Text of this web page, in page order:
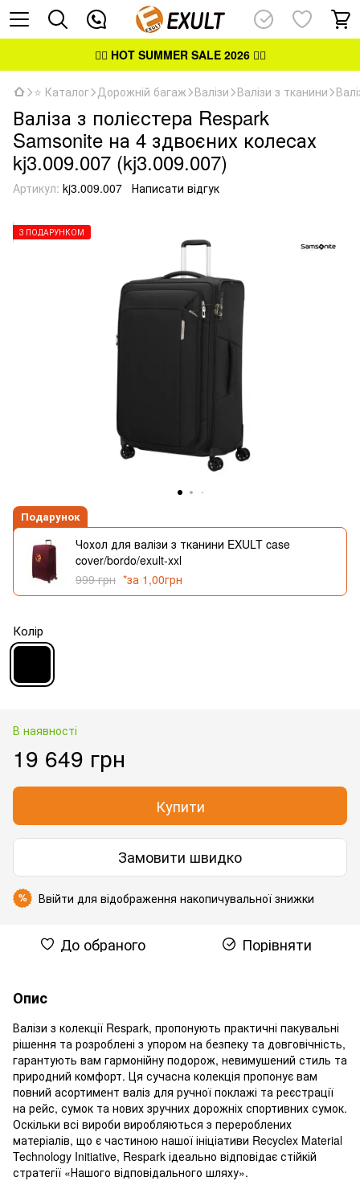
👉🏻 HOT SUMMER SALE 2026👈🏻
⭐ Каталог Дорожній багаж Валізи Валізи з тканини
Валіза з полієстера Respark
Samsonite на 4 здвоєних колесах
kj3.009.007 (kj3.009.007)
Артикул: kj3.009.007 Написати відгук
З ПОДАРУНКОМ
Подарунок
Чохол для валізи з тканини EXULT case
cover/bordo/exult-xxl
999 грн *за 1,00грн
Колір
В наявності
19 649 грн
Купити
Замовити швидко
% Ввійти для відображення накопичувальної знижки
До обраного Порівняти
Опис
Валізи з колекції Respark, пропонують практичні пакувальні
рішення та розроблені з упором на безпеку та довговічність,
гарантують вам гармонійну подорож, невимушений стиль та
природний комфорт. Ця сучасна колекція пропонує вам
повний асортимент валіз для ручної поклажі та реєстрації
на рейс, сумок та нових зручних дорожніх спортивних сумок.
Оскільки всі вироби виробляються з перероблених
матеріалів, що є частиною нашої ініціативи Recyclex Material
Technology Initiative, Respark ідеально відповідає стійкій
стратегії «Нашого відповідального шляху».